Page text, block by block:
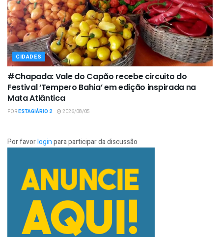
CIDADES
#Chapada: Vale do Capão recebe circuito do
Festival ‘Tempero Bahia’ em edição inspirada na
Mata Atlântica
PORESTAGIÁRIO 2 2026/08/05
Por favorloginpara participar da discussão